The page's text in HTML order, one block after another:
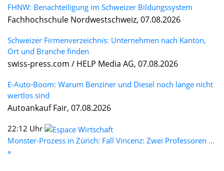
FHNW: Benachteiligung im Schweizer Bildungssystem
Fachhochschule Nordwestschweiz, 07.08.2026
Schweizer Firmenverzeichnis: Unternehmen nach Kanton,
Ort und Branche finden
swiss-press.com / HELP Media AG, 07.08.2026
E-Auto-Boom: Warum Benziner und Diesel noch lange nicht
wertlos sind
Autoankauf Fair, 07.08.2026
22:12 Uhr
Monster-Prozess in Zürich: Fall Vincenz: Zwei Professoren ...
»